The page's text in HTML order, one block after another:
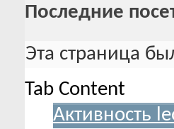
Последние
Эта страница
Tab Content
Активность